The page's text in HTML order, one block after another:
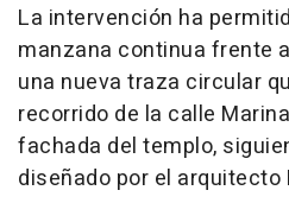
La intervención ha
manzana continua frente
una nueva traza circular
recorrido de la calle
fachada del templo,
diseñado por el arquitecto